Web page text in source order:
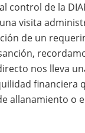
control de la
visita
de un
nos lleva
financiera
allanamiento o